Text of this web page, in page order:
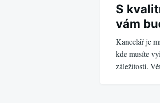
pro
S
vám
Kancelář je
kde musíte
záležitostí.